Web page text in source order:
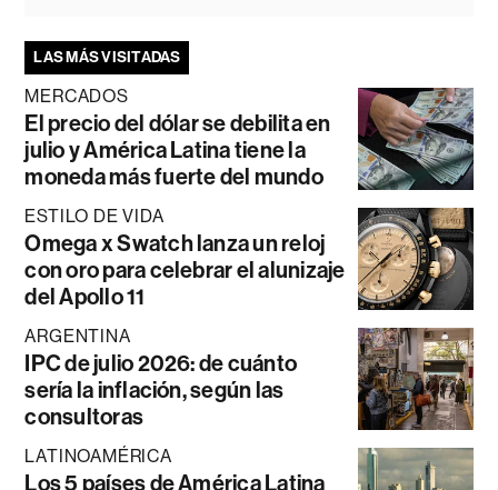
LAS MÁS VISITADAS
MERCADOS
El precio del dólar se debilita en
julio y América Latina tiene la
moneda más fuerte del mundo
ESTILO DE VIDA
Omega x Swatch lanza un reloj
con oro para celebrar el alunizaje
del Apollo 11
ARGENTINA
IPC de julio 2026: de cuánto
sería la inflación, según las
consultoras
LATINOAMÉRICA
Los 5 países de América Latina